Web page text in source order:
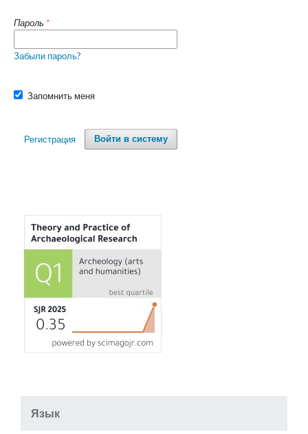
Пароль *
Забыли пароль?
Запомнить меня
Войти в систему
Регистрация
Язык